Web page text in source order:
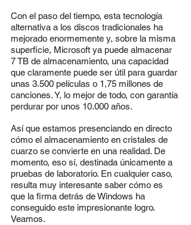
Con el paso del tiempo, esta tecnología
alternativa a los discos tradicionales ha
mejorado enormemente y, sobre la misma
superficie, Microsoft ya puede almacenar
7 TB de almacenamiento, una capacidad
que claramente puede ser útil para guardar
unas 3.500 películas o 1,75 millones de
canciones. Y, lo mejor de todo, con garantía
perdurar por unos 10.000 años.
Así que estamos presenciando en directo
cómo el almacenamiento en cristales de
cuarzo se convierte en una realidad. De
momento, eso sí, destinada únicamente a
pruebas de laboratorio. En cualquier caso,
resulta muy interesante saber cómo es
que la firma detrás de Windows ha
conseguido este impresionante logro.
Veamos.